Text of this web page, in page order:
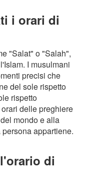
i orari di
"Salat" o "Salah",
I musulmani
precisi che
del sole rispetto
rispetto
delle preghiere
mondo e alla
appartiene.
di